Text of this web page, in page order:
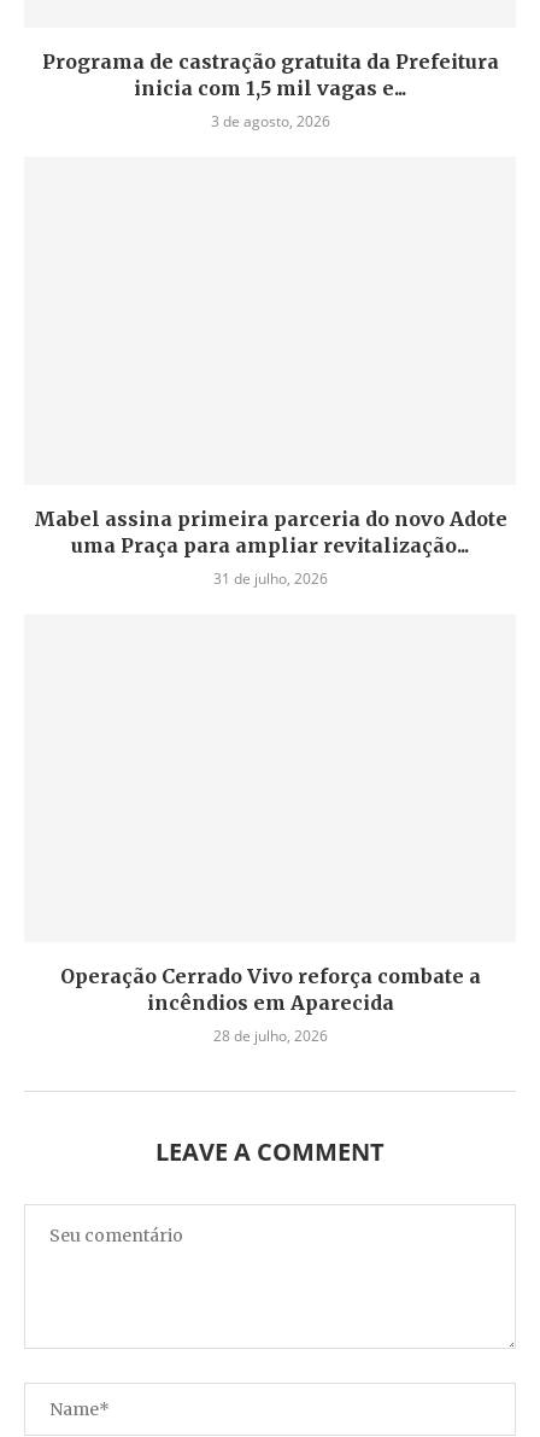
Programa de castração gratuita da Prefeitura
inicia com 1,5 mil vagas e...
3 de agosto, 2026
Mabel assina primeira parceria do novo Adote
uma Praça para ampliar revitalização...
31 de julho, 2026
Operação Cerrado Vivo reforça combate a
incêndios em Aparecida
28 de julho, 2026
LEAVE A COMMENT